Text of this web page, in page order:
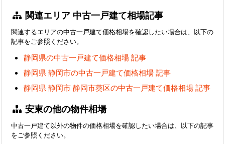
関連エリア 中古一戸建て相場記事
関連するエリアの中古一戸建て価格相場を確認したい場合は、以下の
記事をご参照ください。
静岡県の中古一戸建て価格相場 記事
静岡県 静岡市の中古一戸建て価格相場 記事
静岡県 静岡市 静岡市葵区の中古一戸建て価格相場 記事
安東の他の物件相場
中古一戸建て以外の物件の価格相場を確認したい場合は、以下の記事
をご参照ください。